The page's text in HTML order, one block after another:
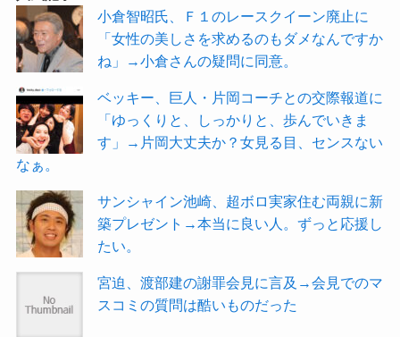
小倉智昭氏、Ｆ１のレースクイーン廃止に
「女性の美しさを求めるのもダメなんですか
ね」→小倉さんの疑問に同意。
ベッキー、巨人・片岡コーチとの交際報道に
「ゆっくりと、しっかりと、歩んでいきま
す」→片岡大丈夫か？女見る目、センスない
なぁ。
サンシャイン池崎、超ボロ実家住む両親に新
築プレゼント→本当に良い人。ずっと応援し
たい。
宮迫、渡部建の謝罪会見に言及→会見でのマ
スコミの質問は酷いものだった